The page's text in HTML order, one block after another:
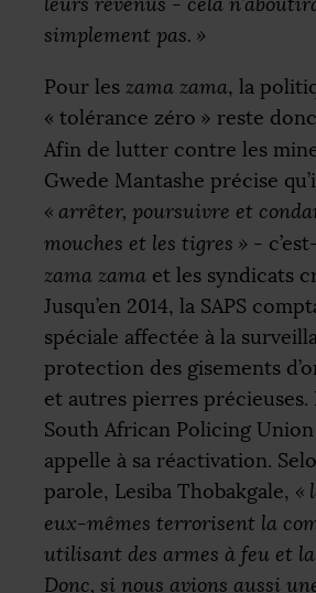
simplement pas. »
Pour les zama zama, la
« tolérance zéro » reste
Afin de lutter contre les
Gwede Mantashe précise
« arrêter, poursuivre et
mouches et les tigres » -
zama zama et les syndicats
Jusqu’en 2014, la SAPS
spéciale affectée à la
protection des gisements
et autres pierres précieuses.
South African Policing
appelle à sa réactivation.
parole, Lesiba Thobakgale, «
eux-mêmes terrorisent la
utilisant des armes à feu et
Donc, si nous avions aussi